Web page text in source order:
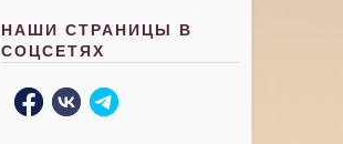
НАШИ СТРАНИЦЫ В
СОЦСЕТЯХ